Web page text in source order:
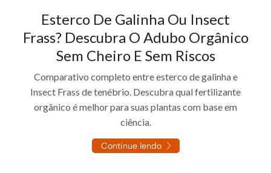
Esterco De Galinha Ou Insect
Frass? Descubra O Adubo Orgânico
Sem Cheiro E Sem Riscos
Comparativo completo entre esterco de galinha e
Insect Frass de tenébrio. Descubra qual fertilizante
orgânico é melhor para suas plantas com base em
ciência.
Continue lendo